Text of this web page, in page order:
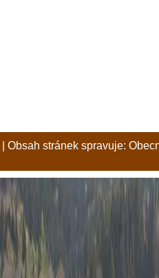
| Obsah stránek spravuje: